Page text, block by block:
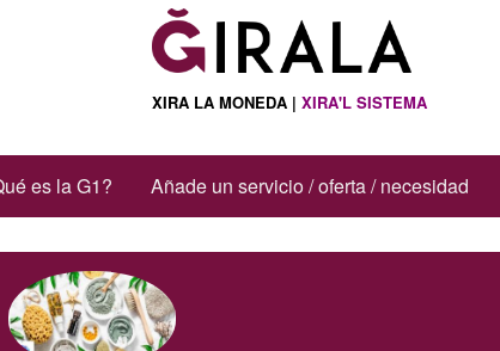
XIRA LA MONEDA | XIRA'L SISTEMA
es la G1? Añade un servicio / oferta / necesidad